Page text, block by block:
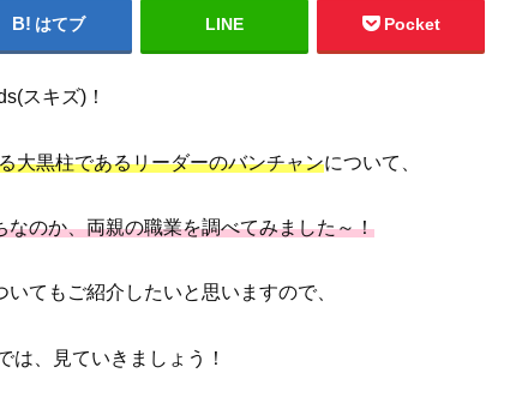
はてブ LINE Pocket
スキズ)！
大黒柱であるリーダーのバンチャンについて、
のか、両親の職業を調べてみました～！
てもご紹介したいと思いますので、
、見ていきましょう！